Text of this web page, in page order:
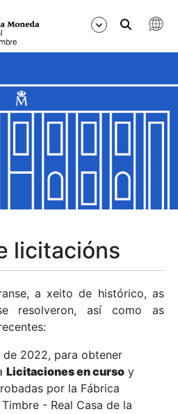
licitacións
a xeito de histórico, as
resolveron, así como as
2022, para obtener
Licitaciones en curso y
por la Fábrica
- Real Casa de la